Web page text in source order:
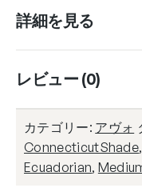
詳細を見る
レビュー (0)
カテゴリー: アヴォ
ConnecticutShade,
Ecuadorian,